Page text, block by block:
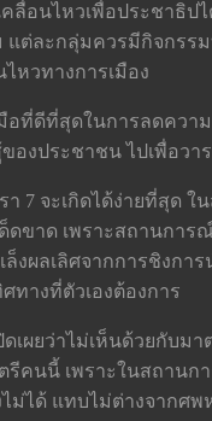
ลื่อนไหวเพื่อประชาธิ
ต่ละกลุ่มควรมีกิจกรร
หวทางการเมือง
ที่ดีที่สุดในการลดควา
งประชาชน ไปเพื่อวา
า 7 จะเกิดได้ง่ายที่สุด
ด็ดขาด เพราะสถานกา
ล็งผลเลิศจากการชิงก
ทางที่ตัวเองต้องการ
เผยว่าไม่เห็นด้วยกับม
คนนี้ เพราะในสถาน
ได้ แทบไม่ต่างจากศพ